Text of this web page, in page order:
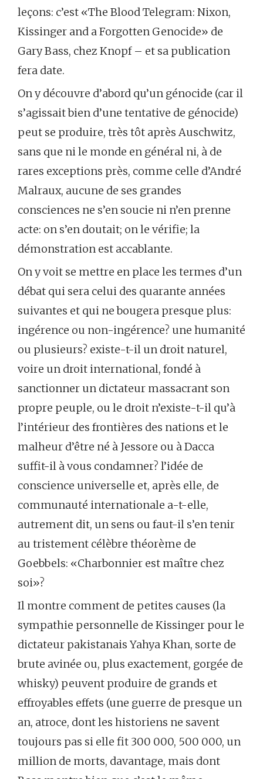
leçons: c’est «The Blood Telegram: Nixon,
Kissinger and a Forgotten Genocide» de
Gary Bass, chez Knopf – et sa publication
fera date.
On y découvre d’abord qu’un génocide (car il
s’agissait bien d’une tentative de génocide)
peut se produire, très tôt après Auschwitz,
sans que ni le monde en général ni, à de
rares exceptions près, comme celle d’André
Malraux, aucune de ses grandes
consciences ne s’en soucie ni n’en prenne
acte: on s’en doutait; on le vérifie; la
démonstration est accablante.
On y voit se mettre en place les termes d’un
débat qui sera celui des quarante années
suivantes et qui ne bougera presque plus:
ingérence ou non-ingérence? une humanité
ou plusieurs? existe-t-il un droit naturel,
voire un droit international, fondé à
sanctionner un dictateur massacrant son
propre peuple, ou le droit n’existe-t-il qu’à
l’intérieur des frontières des nations et le
malheur d’être né à Jessore ou à Dacca
suffit-il à vous condamner? l’idée de
conscience universelle et, après elle, de
communauté internationale a-t-elle,
autrement dit, un sens ou faut-il s’en tenir
au tristement célèbre théorème de
Goebbels: «Charbonnier est maître chez
soi»?
Il montre comment de petites causes (la
sympathie personnelle de Kissinger pour le
dictateur pakistanais Yahya Khan, sorte de
brute avinée ou, plus exactement, gorgée de
whisky) peuvent produire de grands et
effroyables effets (une guerre de presque un
an, atroce, dont les historiens ne savent
toujours pas si elle fit 300 000, 500 000, un
million de morts, davantage, mais dont